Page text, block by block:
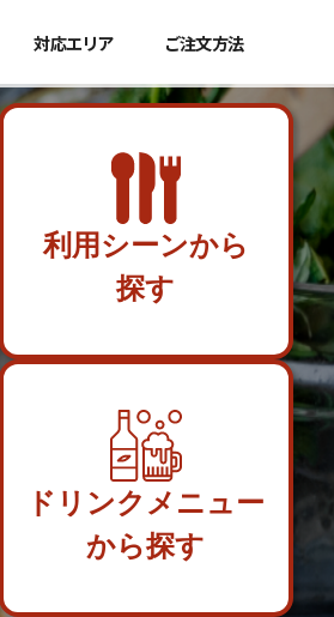
対応エリア ご注文方法
利用シーンから
探す
ドリンクメニュー
から探す